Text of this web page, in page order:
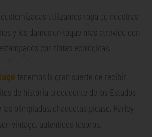
utilizamos ropa de nuestras
y les damos un toque más atrevido con
con tintas ecológicas.
tenemos la gran suerte de recibir
de história procedente de los Estados
las olimpiadas, chaquetas picaso, Harley
vintage, autenticos tesoros.